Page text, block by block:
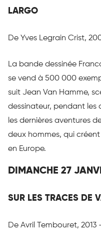
LARGO
De Yves Legrain Crist,
La bande dessinée
se vend à 500 000
suit Jean Van Hamme,
dessinateur, pendant les
les dernières aventures
deux hommes, qui
en Europe.
DIMANCHE 27
SUR LES TRACES DE
De Avril Tembouret, 2013